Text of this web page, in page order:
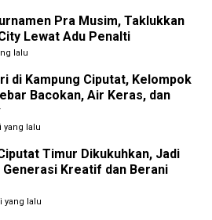
Pra Musim, Taklukkan
Lewat Adu Penalti
lalu
di Kampung Ciputat, Kelompok
Bacokan, Air Keras, dan
yang lalu
Timur Dikukuhkan, Jadi
Generasi Kreatif dan Berani
yang lalu